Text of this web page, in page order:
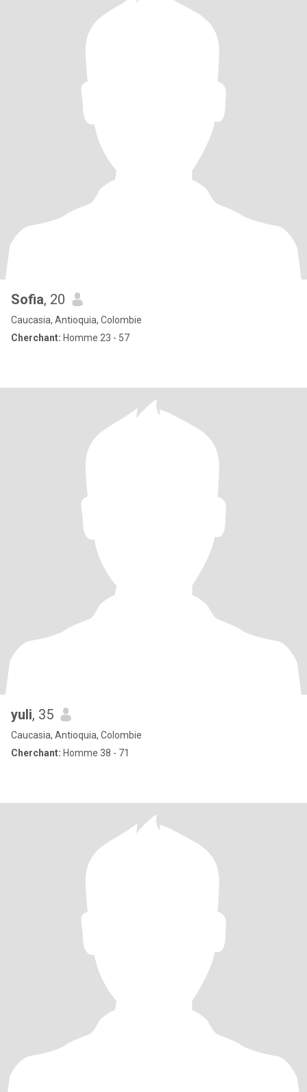
Sofia, 20
Caucasia, Antioquia, Colombie
Cherchant: Homme 23 - 57
yuli, 35
Caucasia, Antioquia, Colombie
Cherchant: Homme 38 - 71